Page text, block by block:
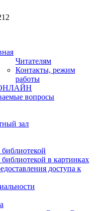
Читателям
Контакты, режим
работы
ОНЛАЙН
вопросы
зал
в картинках
доступа к